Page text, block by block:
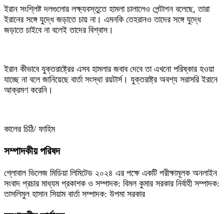
ইরান সংশ্লিষ্ট দলগুলোর লক্ষ্যবস্তুতে হামলা চালালেও পেন্টাগন বলেছে, তারা
ইরানের সঙ্গে যুদ্ধে জড়াতে চায় না। এমনকি তেহরানও তাদের সঙ্গে যুদ্ধে
জড়াতে চাইবে না বলেই তাদের বিশ্বাস।
ইরান কীভাবে যুক্তরাষ্ট্রের এসব হামলার জবাব দেবে তা এখনো পরিষ্কার হওয়া
যাচ্ছে না বলে জানিয়েছে বার্তা সংস্থা রয়টার্স। যুক্তরাষ্ট্র অবশ্য সরাসরি ইরানে
আক্রমণ করেনি।
কালের চিঠি/ ফাহিম
সম্পাদকীয় পরিষদ
গ্লোবাল ভিলেজ মিডিয়া লিমিটেড ২০২৪ এর পক্ষে একটি পরীক্ষামূলক অনলাইন
সংবাদ প্রচার মাধ্যম প্রকাশক ও সম্পাদক: বিমল কুমার সরকার নির্বাহী সম্পাদক:
তাসলিমুল হাসান সিয়াম বার্তা সম্পাদক: উপমা সরকার